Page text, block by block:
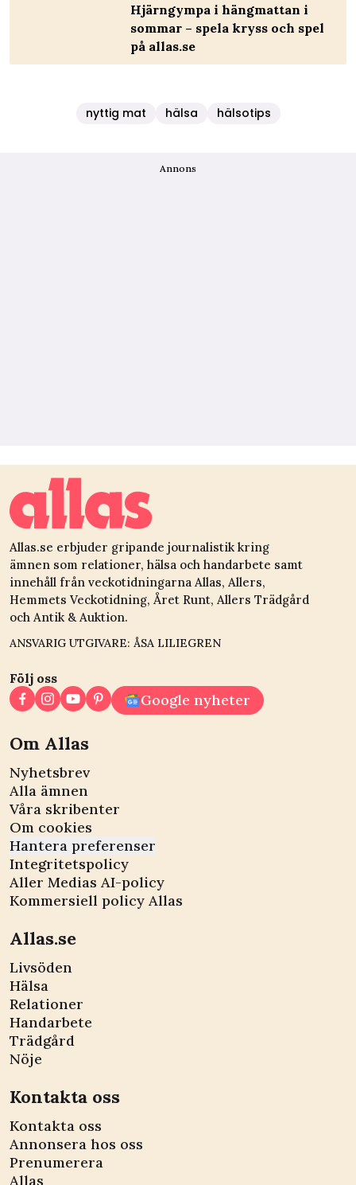
Hjärngympa i hängmattan i
sommar – spela kryss och spel
på allas.se
nyttig mat hälsa hälsotips
Annons
Allas.se erbjuder gripande journalistik kring
ämnen som relationer, hälsa och handarbete samt
innehåll från veckotidningarna Allas, Allers,
Hemmets Veckotidning, Året Runt, Allers Trädgård
och Antik & Auktion.
ANSVARIG UTGIVARE: ÅSA LILIEGREN
Följ oss
Google nyheter
Om Allas
Nyhetsbrev
Alla ämnen
Våra skribenter
Om cookies
Hantera preferenser
Integritetspolicy
Aller Medias AI-policy
Kommersiell policy Allas
Allas.se
Livsöden
Hälsa
Relationer
Handarbete
Trädgård
Nöje
Kontakta oss
Kontakta oss
Annonsera hos oss
Prenumerera
Allas